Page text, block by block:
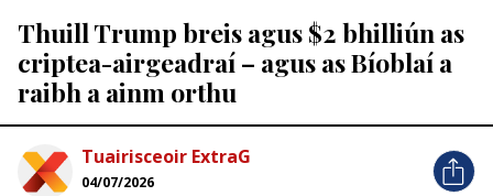
Thuill Trump breis agus $2 bhilliún as
criptea-airgeadraí – agus as Bíoblaí a
raibh a ainm orthu
Tuairisceoir ExtraG
04/07/2026